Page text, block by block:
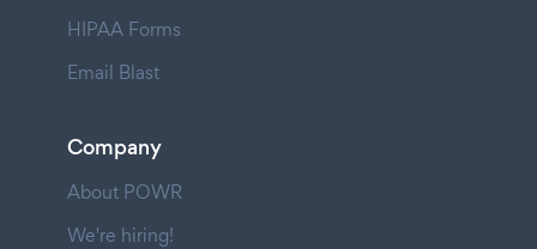
HIPAA Forms
Email Blast
Company
About POWR
We're hiring!